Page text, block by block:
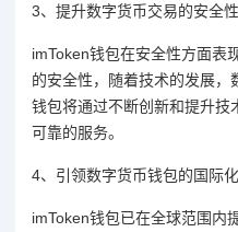
3、提升数字货币交易的安全性
imToken钱包在安全性方面表
的安全性，随着技术的发展，
钱包将通过不断创新和提升技
可靠的服务。
4、引领数字货币钱包的国际
imToken钱包已在全球范围内